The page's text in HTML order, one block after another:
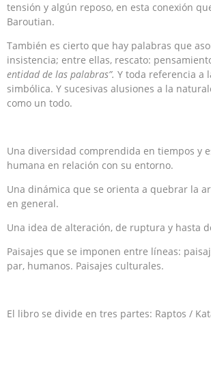
tensión y algún reposo, en esta conexión
Baroutian.
También es cierto que hay palabras que
insistencia; entre ellas, rescato:
entidad de las palabras”. Y toda referencia a
simbólica. Y sucesivas alusiones a la
como un todo.
Una diversidad comprendida en tiempos y
humana en relación con su entorno.
Una dinámica que se orienta a quebrar la
en general.
Una idea de alteración, de ruptura y hasta
Paisajes que se imponen entre líneas:
par, humanos. Paisajes culturales.
El libro se divide en tres partes: Raptos /